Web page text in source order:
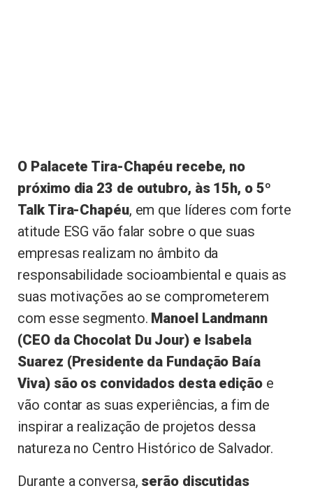
O Palacete Tira-Chapéu recebe, no
próximo dia 23 de outubro, às 15h, o 5º
Talk Tira-Chapéu, em que líderes com forte
atitude ESG vão falar sobre o que suas
empresas realizam no âmbito da
responsabilidade socioambiental e quais as
suas motivações ao se comprometerem
com esse segmento. Manoel Landmann
(CEO da Chocolat Du Jour) e Isabela
Suarez (Presidente da Fundação Baía
Viva) são os convidados desta ediçãoe
vão contar as suas experiências, a fim de
inspirar a realização de projetos dessa
natureza no Centro Histórico de Salvador.
Durante a conversa, serão discutidas